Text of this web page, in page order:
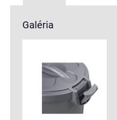
Galéria